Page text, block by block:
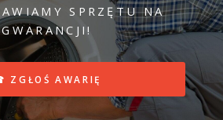
SPRZĘTU NA
GWARANCJI!
ZGŁOŚ AWARIĘ